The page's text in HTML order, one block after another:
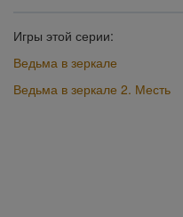
Игры этой серии:
Ведьма в зеркале
Ведьма в зеркале 2. Месть